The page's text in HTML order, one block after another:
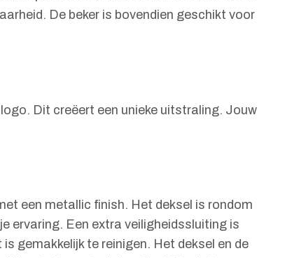
De beker is bovendien geschikt voor
Dit creëert een unieke uitstraling. Jouw
een metallic finish. Het deksel is rondom
ervaring. Een extra veiligheidssluiting is
gemakkelijk te reinigen. Het deksel en de